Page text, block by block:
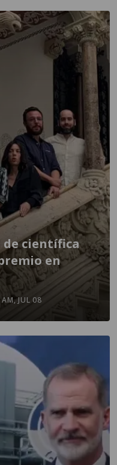
de científica
en
JUL 08